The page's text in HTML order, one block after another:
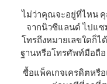
ไม่ว่าคุณจะอยู่ที่ไหน
จากนิวซีแลนด์ ไปแซ
โทรถึงหมายเลขใดก็
ฐานหรือโทรศัพท์มือถือ
ซื้อแพ็คเกจเครดิตหรื